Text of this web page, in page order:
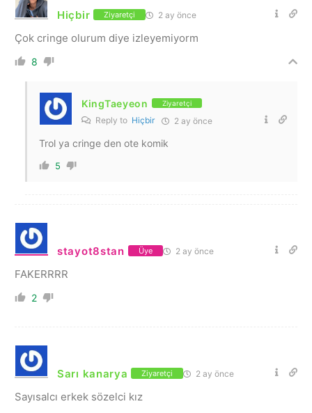
Hiçbir Ziyaretçi 2 ay önce
Çok cringe olurum diye izleyemiyorm
8
KingTaeyeon Ziyaretçi
Reply to Hiçbir 2 ay önce
Trol ya cringe den ote komik
5
stayot8stan Üye 2 ay önce
FAKERRRR
2
Sarı kanarya Ziyaretçi 2 ay önce
Sayısalcı erkek sözelci kız